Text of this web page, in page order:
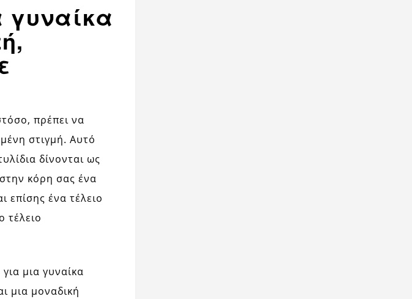
πρέπει να
στιγμή. Αυτό
δίνονται ως
κόρη σας ένα
επίσης ένα τέλειο
τέλειο
μια γυναίκα
μια μοναδική